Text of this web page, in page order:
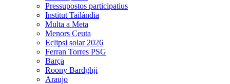
Pressupostos participatius
Institut Tailàndia
Multa a Meta
Menors Ceuta
Eclipsi solar 2026
Ferran Torres PSG
Barça
Roony Bardghji
Araujo